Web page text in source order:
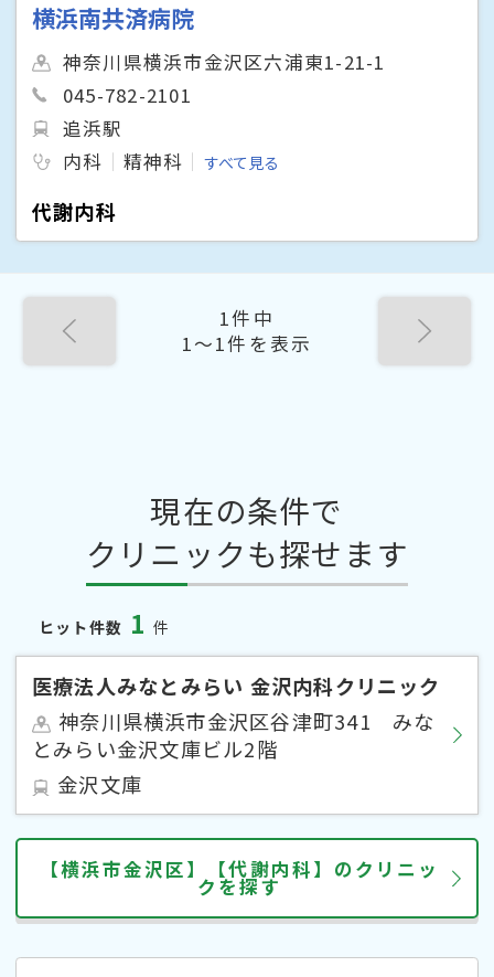
横浜南共済病院
神奈川県横浜市金沢区六浦東1-21-1
045-782-2101
追浜駅
内科
精神科 すべて見る
代謝内科
1件中
1〜1件を表示
現在の条件で
クリニックも探せます
ヒット件数 1 件
医療法人みなとみらい 金沢内科クリニック
神奈川県横浜市金沢区谷津町341 みな
とみらい金沢文庫ビル2階
金沢文庫
【横浜市金沢区】【代謝内科】のクリニッ
クを探す